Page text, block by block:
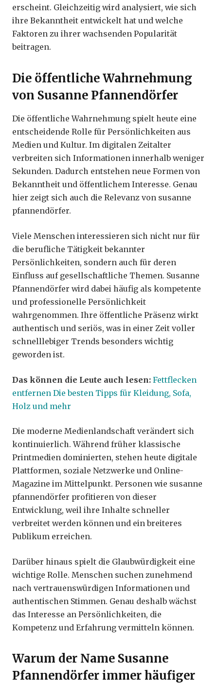
erscheint. Gleichzeitig wird analysiert, wie sich
ihre Bekanntheit entwickelt hat und welche
Faktoren zu ihrer wachsenden Popularität
beitragen.
Die öffentliche Wahrnehmung
von Susanne Pfannendörfer
Die öffentliche Wahrnehmung spielt heute eine
entscheidende Rolle für Persönlichkeiten aus
Medien und Kultur. Im digitalen Zeitalter
verbreiten sich Informationen innerhalb weniger
Sekunden. Dadurch entstehen neue Formen von
Bekanntheit und öffentlichem Interesse. Genau
hier zeigt sich auch die Relevanz von susanne
pfannendörfer.
Viele Menschen interessieren sich nicht nur für
die berufliche Tätigkeit bekannter
Persönlichkeiten, sondern auch für deren
Einfluss auf gesellschaftliche Themen. Susanne
Pfannendörfer wird dabei häufig als kompetente
und professionelle Persönlichkeit
wahrgenommen. Ihre öffentliche Präsenz wirkt
authentisch und seriös, was in einer Zeit voller
schnelllebiger Trends besonders wichtig
geworden ist.
Das können die Leute auch lesen: Fettflecken
entfernen Die besten Tipps für Kleidung, Sofa,
Holz und mehr
Die moderne Medienlandschaft verändert sich
kontinuierlich. Während früher klassische
Printmedien dominierten, stehen heute digitale
Plattformen, soziale Netzwerke und Online-
Magazine im Mittelpunkt. Personen wie susanne
pfannendörfer profitieren von dieser
Entwicklung, weil ihre Inhalte schneller
verbreitet werden können und ein breiteres
Publikum erreichen.
Darüber hinaus spielt die Glaubwürdigkeit eine
wichtige Rolle. Menschen suchen zunehmend
nach vertrauenswürdigen Informationen und
authentischen Stimmen. Genau deshalb wächst
das Interesse an Persönlichkeiten, die
Kompetenz und Erfahrung vermitteln können.
Warum der Name Susanne
Pfannendörfer immer häufiger